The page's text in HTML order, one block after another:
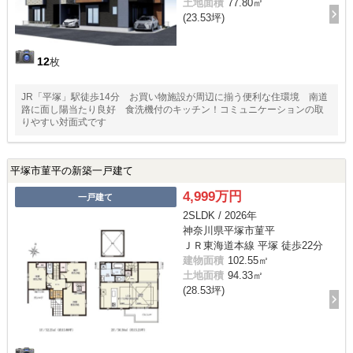
12枚
土地面積 77.80㎡
(23.53坪)
JR「平塚」駅徒歩14分 お買い物施設が周辺に揃う便利な住環境 南道
路に面し陽当たり良好 食洗機付のキッチン！コミュニケーションの取
りやすい対面式です
平塚市菫平の新築一戸建て
一戸建て 4,999万円
2SLDK / 2026年
神奈川県平塚市菫平
ＪＲ東海道本線 平塚 徒歩22分
建物面積 102.55㎡
土地面積 94.33㎡
(28.53坪)